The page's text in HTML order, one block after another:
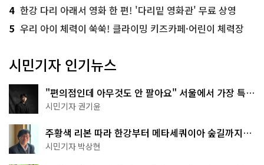
4 한강 다리 아래서 영화 한 편! '다리밑 영화관' 무료 상영
5 우리 아이 체력이 쑥쑥! 클라이밍 키즈카페·어린이 체력장
시민기자 인기뉴스
"편의점인데 아무것도 안 팔아요" 서울에서 가장 특별
한 편의점의 정체
시민기자 권기윤
주황색 리본 따라 한강부터 메타세쿼이아 숲길까지…
서울둘레길 15코스
시민기자 박상현